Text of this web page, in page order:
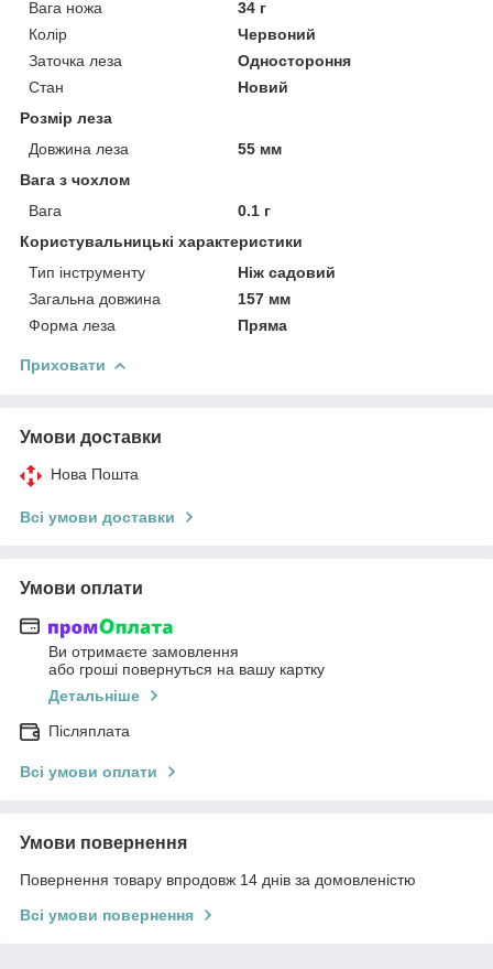
Вага ножа
34 г
Колір
Червоний
Заточка леза
Одностороння
Стан
Новий
Розмір леза
Довжина леза
55 мм
Вага з чохлом
Вага
0.1 г
Користувальницькі характеристики
Тип інструменту
Ніж садовий
Загальна довжина
157 мм
Форма леза
Пряма
Приховати
Умови доставки
Нова Пошта
Всі умови доставки
Умови оплати
Ви отримаєте замовлення
або гроші повернуться на вашу картку
Детальніше
Післяплата
Всі умови оплати
Умови повернення
Повернення товару впродовж 14 днів за домовленістю
Всі умови повернення